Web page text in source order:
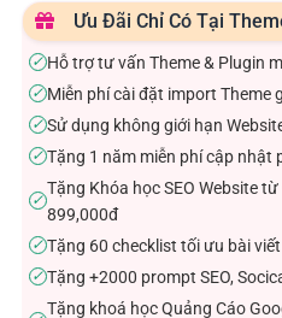
Ưu Đãi Chỉ Có Tại
✓Hỗ trợ tư vấn Theme & Plugin
✓Miễn phí cài đặt import Theme
✓Sử dụng không giới hạn
✓Tặng 1 năm miễn phí cập nhật
✓
Tặng Khóa học SEO Website
899,000đ
✓Tặng 60 checklist tối ưu bài
✓Tặng +2000 prompt SEO,
Tặng khoá học Quảng Cáo